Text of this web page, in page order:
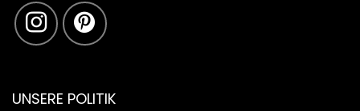
UNSERE POLITIK